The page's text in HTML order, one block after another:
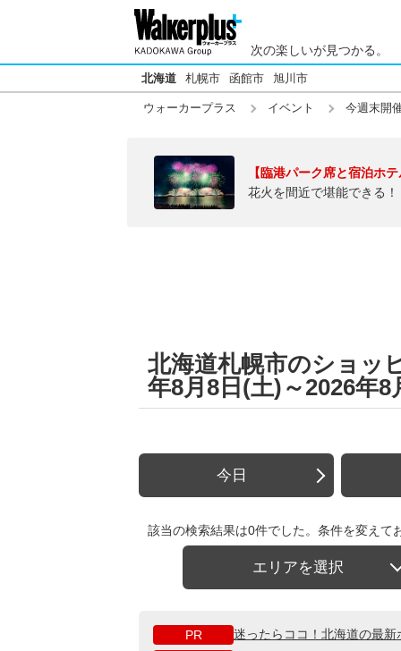
次の楽しいが見つかる。
北海道 札幌市 函館市 旭川市
ウォーカープラス イベント 今週末開
【臨港パーク席と宿泊ホ
花火を間近で堪能できる
北海道札幌市のショッ
年8月8日(土)～2026年8
今日
該当の検索結果は0件でした。条件を変えて
エリアを選択
PR
迷ったらココ！北海道の最